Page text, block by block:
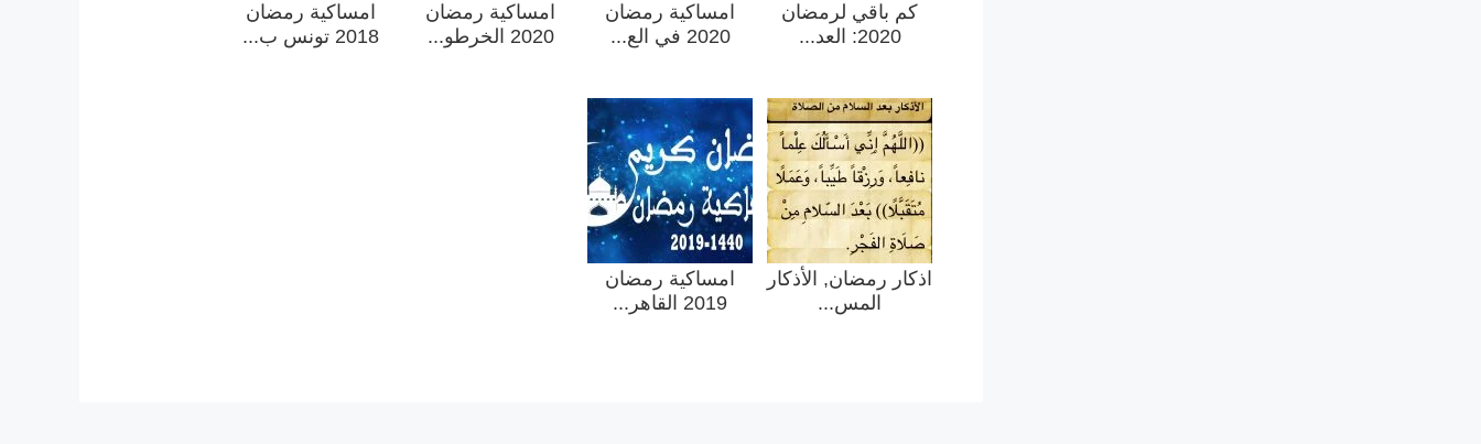
كم باقي لرمضان
2020: العد...
امساكية رمضان
2020 في الع...
امساكية رمضان
2020 الخرطو...
امساكية رمضان
2018 تونس ب...
اذكار رمضان, الأذكار
المس...
امساكية رمضان
2019 القاهر...